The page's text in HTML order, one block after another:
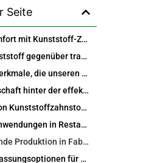
Seite
Ultimer Komfort mit Kunststoff-Zahnstochern 300 Stück in einem Kanister
Warum Kunststoff gegenüber traditionellen Holzzahnstochern bevorzugen?
Schlüsselmerkmale, die unseren Kanister auszeichnen
Die Wissenschaft hinter der effektiven Verwendung von Zahnstochern für die Mundgesundheit
Vergleich von Kunststoffzahnstochern mit Zahnseidenstiften und Interdentalbürsten
Wirkliche Anwendungen in Restaurants und Haushalten
Hervorragende Produktion in Fabriken in Hongkong und China
Kundenanpassungsoptionen für Großabnehmer